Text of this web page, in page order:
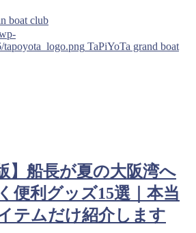
boat club
tapoyota_logo.png TaPiYoTa grand boat
】船長が夏の大阪湾へ
便利グッズ15選｜本当
テムだけ紹介します